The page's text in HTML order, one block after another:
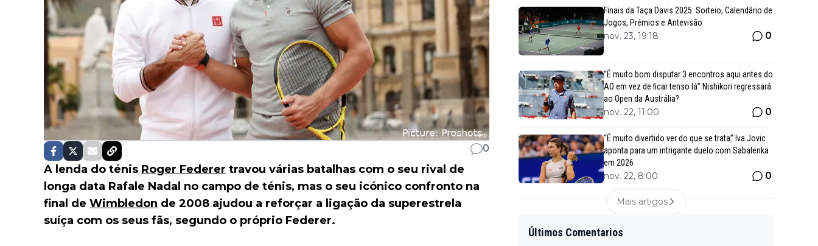
0
A lenda do ténis Roger Federer travou várias batalhas com o seu rival de
longa data Rafale Nadal no campo de ténis, mas o seu icónico confronto na
final de Wimbledon de 2008 ajudou a reforçar a ligação da superestrela
suíça com os seus fãs, segundo o próprio Federer.
Finais da Taça Davis 2025: Sorteio, Calendário de
Jogos, Prémios e Antevisão
nov. 23, 19:18 0
“É muito bom disputar 3 encontros aqui antes do
AO em vez de ficar tenso lá” Nishikori regressará
ao Open da Austrália?
nov. 22, 11:00 0
“É muito divertido ver do que se trata” Iva Jovic
aponta para um intrigante duelo com Sabalenka
em 2026
nov. 22, 8:00 0
Mais artigos
Últimos Comentarios